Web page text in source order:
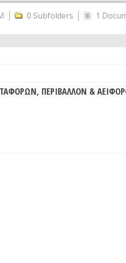
0 Subfolders 1
ΠΕΡΙΒΑΛΛΟΝ &